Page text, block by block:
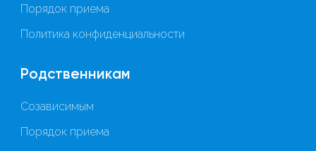
Порядок приема
Политика конфиденциальности
Родственникам
Созависимым
Порядок приема